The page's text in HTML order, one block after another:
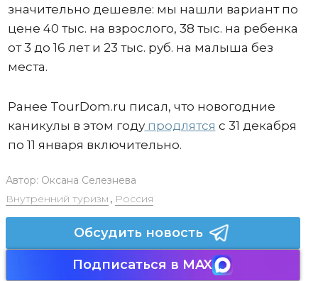
значительно дешевле: мы нашли вариант по
цене 40 тыс. на взрослого, 38 тыс. на ребенка
от 3 до 16 лет и 23 тыс. руб. на малыша без
места.
Ранее TourDom.ru писал, что новогодние
каникулы в этом годупродлятся с 31 декабря
по 11 января включительно.
Автор: Оксана Селезнева
Внутренний туризм , Россия
Обсудить новость
Подписаться в MAX